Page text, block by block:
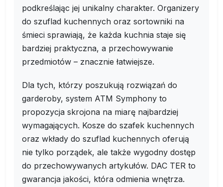
podkreślając jej unikalny charakter. Organizery
do szuflad kuchennych oraz sortowniki na
śmieci sprawiają, że każda kuchnia staje się
bardziej praktyczna, a przechowywanie
przedmiotów – znacznie łatwiejsze.
Dla tych, którzy poszukują rozwiązań do
garderoby, system ATM Symphony to
propozycja skrojona na miarę najbardziej
wymagających. Kosze do szafek kuchennych
oraz wkłady do szuflad kuchennych oferują
nie tylko porządek, ale także wygodny dostęp
do przechowywanych artykułów. DAC TER to
gwarancja jakości, która odmienia wnętrza.